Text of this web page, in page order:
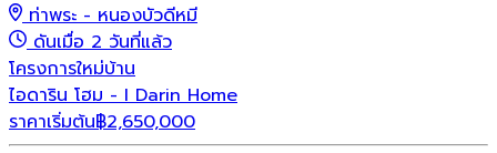
ท่าพระ - หนองบัวดีหมี
ดันเมื่อ 2 วันที่แล้ว
โครงการใหม่บ้าน
ไอดาริน โฮม - I Darin Home
ราคาเริ่มต้น฿2,650,000